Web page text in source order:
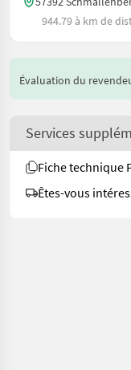
944.79 à km de
Évaluation du
Services
Fiche technique
Êtes-vous